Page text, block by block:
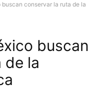
conservar la ruta de la
buscan
de la